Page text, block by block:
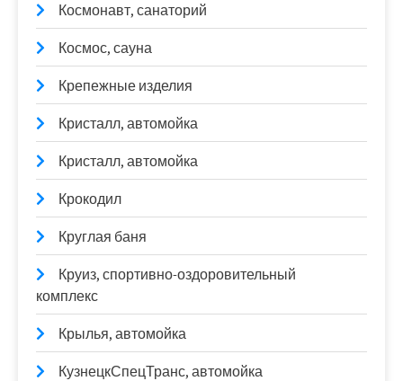
Космонавт, санаторий
Космос, сауна
Крепежные изделия
Кристалл, автомойка
Кристалл, автомойка
Крокодил
Круглая баня
Круиз, спортивно-оздоровительный
комплекс
Крылья, автомойка
КузнецкСпецТранс, автомойка